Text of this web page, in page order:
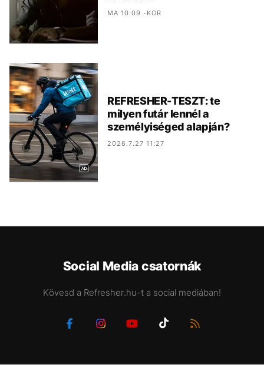
MA 10:09 -KOR
REFRESHER-TESZT: te
milyen futár lennél a
személyiséged alapján?
2026.7.27 11:27
Social Media csatornák
Kövesd a Refresher.hu-t a social mediában!